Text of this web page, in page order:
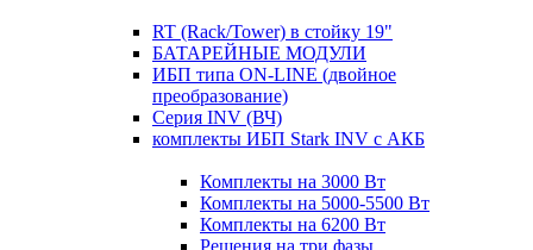
RT (Rack/Tower) в стойку 19"
БАТАРЕЙНЫЕ МОДУЛИ
ИБП типа ON-LINE (двойное
преобразование)
Серия INV (ВЧ)
комплекты ИБП Stark INV с АКБ
Комплекты на 3000 Вт
Комплекты на 5000-5500 Вт
Комплекты на 6200 Вт
Решения на три фазы